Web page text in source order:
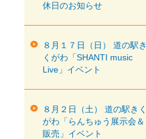
休日のお知らせ
８月１７日（日） 道の駅き
くがわ「SHANTI music
Live」イベント
８月２日（土） 道の駅きく
がわ「らんちゅう展示会＆
販売」イベント